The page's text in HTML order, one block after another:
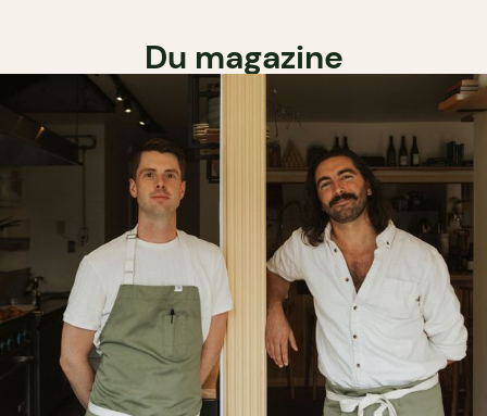
Du magazine